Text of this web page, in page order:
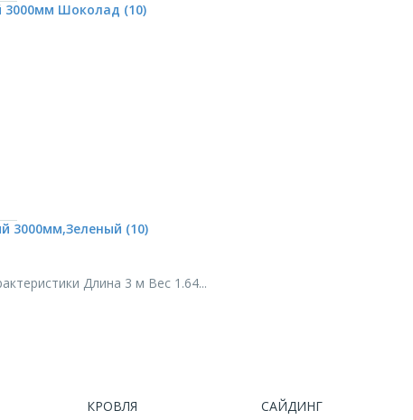
КРОВЛЯ САЙДИНГ
3000мм Шоколад (10)
3000мм,Зеленый (10)
Длина 3 м Вес 1.64...